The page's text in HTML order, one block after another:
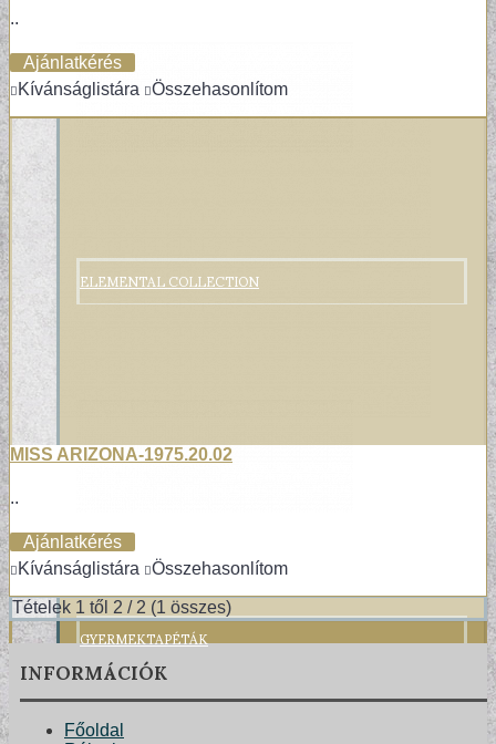
ELEMENTAL COLLECTION
GYERMEKTAPÉTÁK
..
Ajánlatkérés
Kívánságlistára
Összehasonlítom
MISS ARIZONA-1975.20.02
..
Ajánlatkérés
Kívánságlistára
Összehasonlítom
Tételek 1 től 2 / 2 (1 összes)
INFORMÁCIÓK
Főoldal